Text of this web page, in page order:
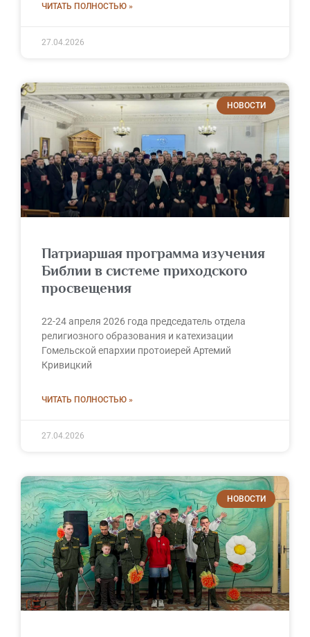
ЧИТАТЬ ПОЛНОСТЬЮ »
27.04.2026
НОВОСТИ
Патриаршая программа изучения
Библии в системе приходского
просвещения
22-24 апреля 2026 года председатель отдела
религиозного образования и катехизации
Гомельской епархии протоиерей Артемий
Кривицкий
ЧИТАТЬ ПОЛНОСТЬЮ »
27.04.2026
НОВОСТИ